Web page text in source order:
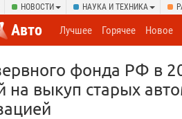
НОВОСТИ НАУКА И ТЕХНИКА
Авто Лучшее Горячее Новое
фонда РФ в
на выкуп старых